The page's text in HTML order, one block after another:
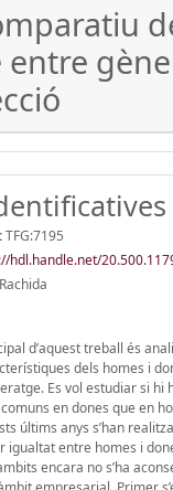
TFG:7195
hdl.handle.net/
d’aquest treball és
dels homes i
Es vol estudiar si hi
en dones que en
últims anys s’han
igualtat entre homes i
encara no s’ha